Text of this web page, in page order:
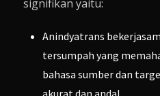
signifikan yaitu:
Anindyatrans
tersumpah yang
bahasa sumber dan